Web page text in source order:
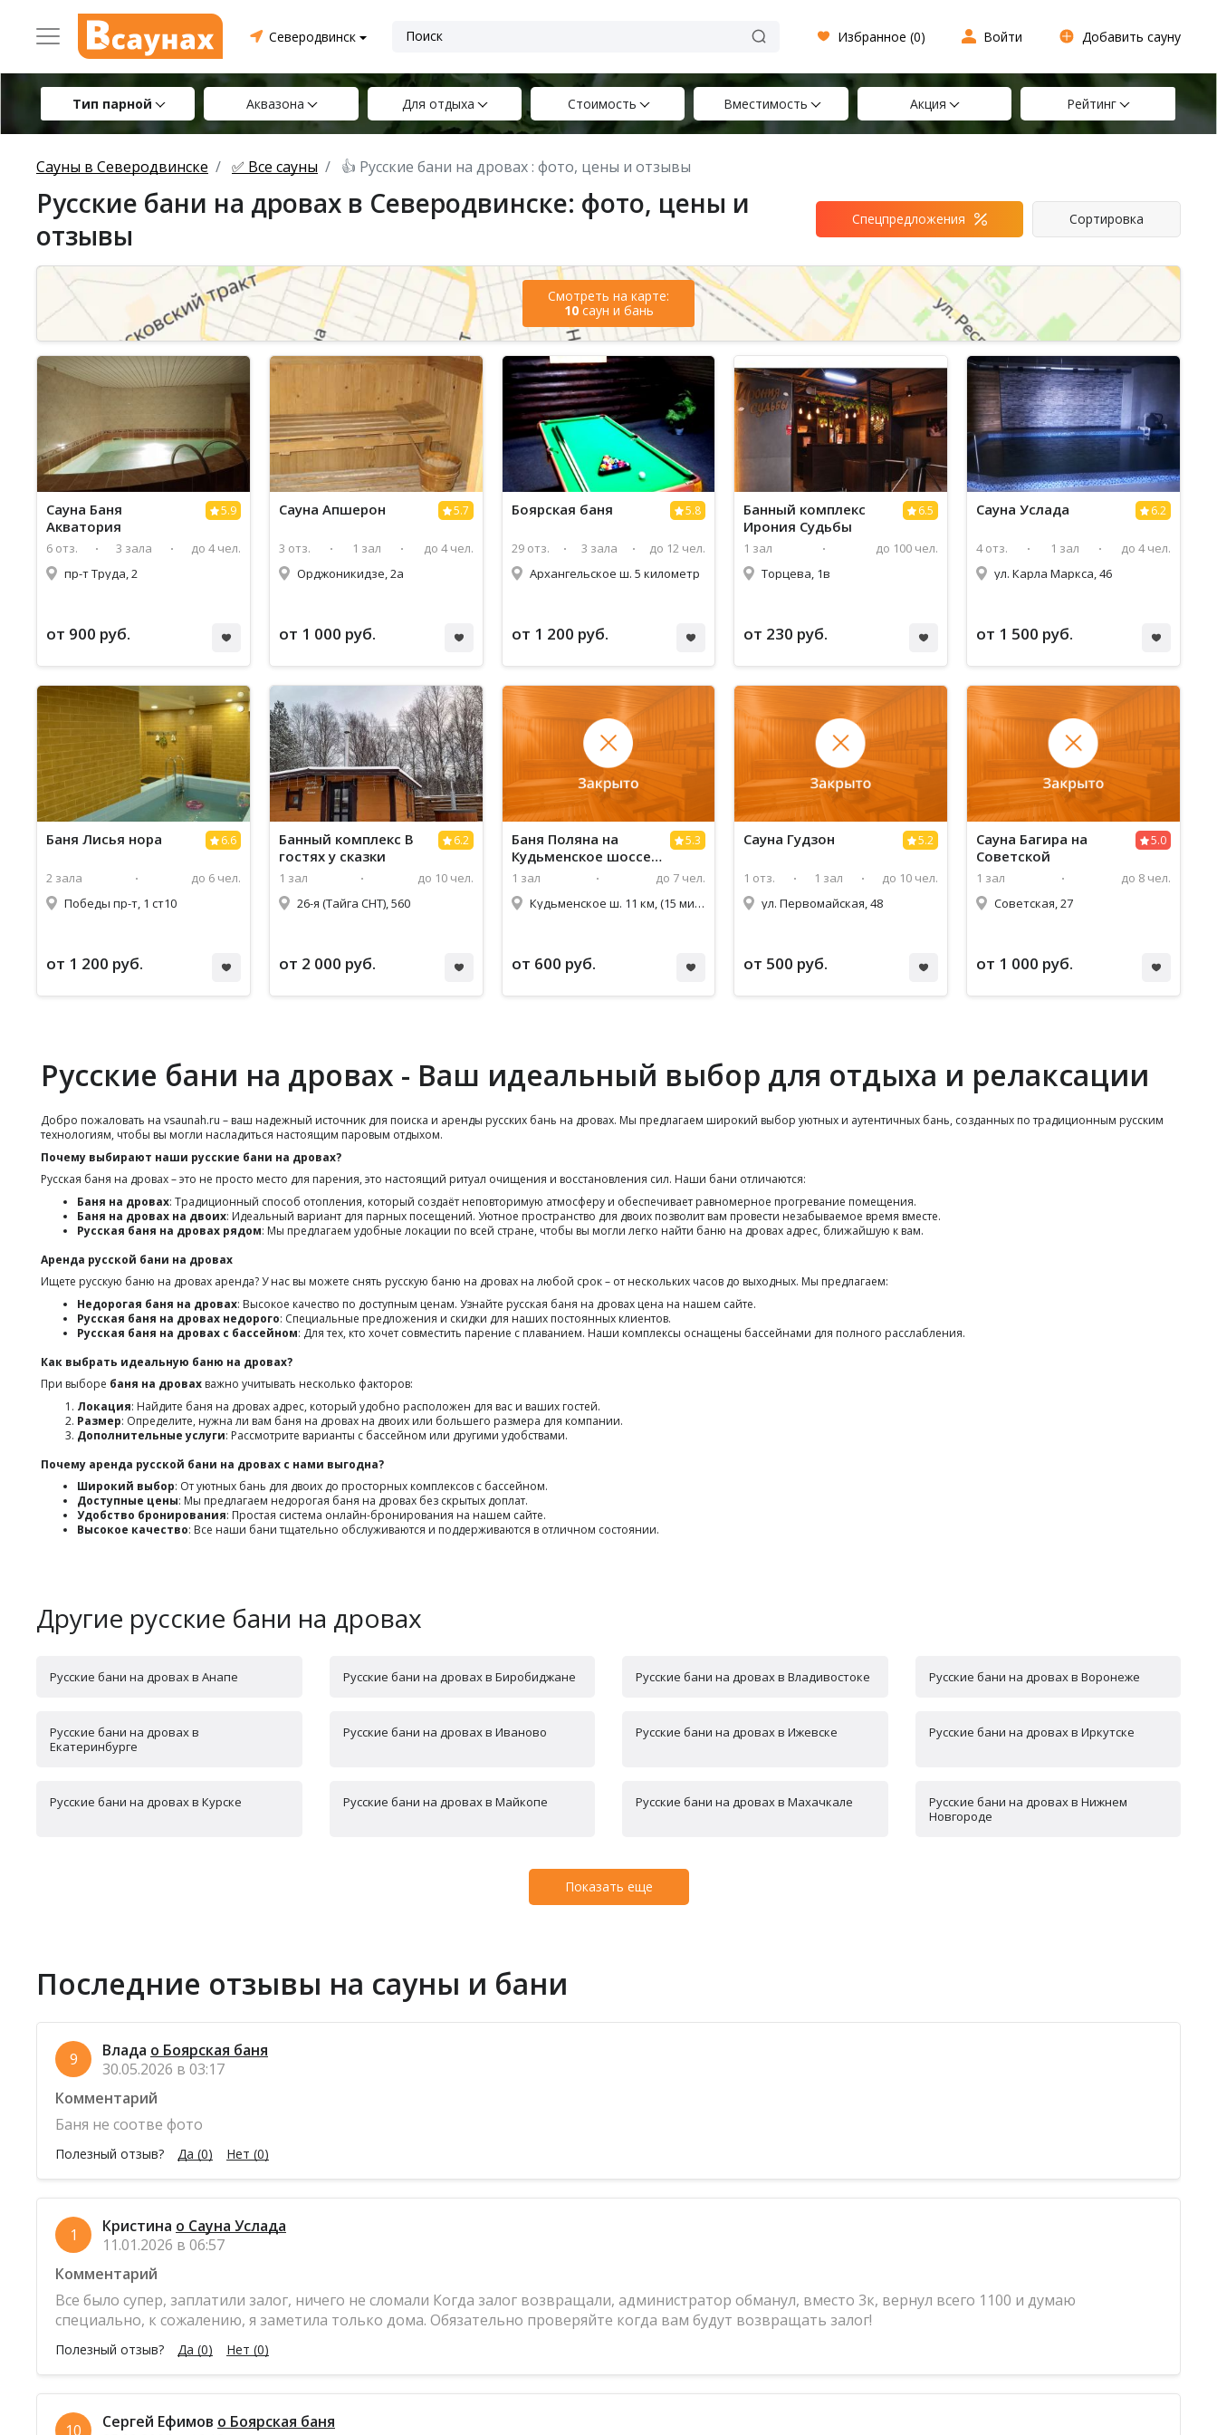
Северодвинск Избранное (0) Войти Добавить сауну
Тип парной Аквазона Для отдыха Стоимость Вместимость Акция Рейтинг
Сауны в Северодвинске ✅ Все сауны 👍 Русские бани на дровах : фото, цены и отзывы
Русские бани на дровах в Северодвинске: фото, цены и
отзывы
Спецпредложения Сортировка
Смотреть на карте:
10саун и бань
5.9
Сауна Баня
Акватория
6 отз. 3 зала
до 4 чел.
пр-т Труда, 2
от 900 руб.
5.7
Сауна Апшерон
3 отз. 1 зал
до 4 чел.
Орджоникидзе, 2а
от 1 000 руб.
5.8
Боярская баня
29 отз. 3 зала
до 12 чел.
Архангельское ш. 5 километр
от 1 200 руб.
6.5
Банный комплекс
Ирония Судьбы
1 зал
до 100 чел.
Торцева, 1в
от 230 руб.
6.2
Сауна Услада
4 отз. 1 зал
до 4 чел.
ул. Карла Маркса, 46
от 1 500 руб.
6.6
Баня Лисья нора
2 зала
до 6 чел.
Победы пр-т, 1 ст10
от 1 200 руб.
6.2
Банный комплекс В
гостях у сказки
1 зал
до 10 чел.
26-я (Тайга СНТ), 560
от 2 000 руб.
5.3
Баня Поляна на
Кудьменское шоссе
11 км
1 зал
до 7 чел.
Кудьменское ш. 11 км, (15 минут от Северодвинска)
от 600 руб.
5.2
Сауна Гудзон
1 отз. 1 зал
до 10 чел.
ул. Первомайская, 48
от 500 руб.
5.0
Сауна Багира на
Советской
1 зал
до 8 чел.
Советская, 27
от 1 000 руб.
Русские бани на дровах - Ваш идеальный выбор для отдыха и релаксации
Добро пожаловать на vsaunah.ru – ваш надежный источник для поиска и аренды русских бань на дровах. Мы предлагаем широкий выбор уютных и аутентичных бань, созданных по традиционным русским
технологиям, чтобы вы могли насладиться настоящим паровым отдыхом.
Почему выбирают наши русские бани на дровах?
Русская баня на дровах – это не просто место для парения, это настоящий ритуал очищения и восстановления сил. Наши бани отличаются:
Баня на дровах: Традиционный способ отопления, который создаёт неповторимую атмосферу и обеспечивает равномерное прогревание помещения.
Баня на дровах на двоих: Идеальный вариант для парных посещений. Уютное пространство для двоих позволит вам провести незабываемое время вместе.
Русская баня на дровах рядом: Мы предлагаем удобные локации по всей стране, чтобы вы могли легко найти баню на дровах адрес, ближайшую к вам.
Аренда русской бани на дровах
Ищете русскую баню на дровах аренда? У нас вы можете снять русскую баню на дровах на любой срок – от нескольких часов до выходных. Мы предлагаем:
Недорогая баня на дровах: Высокое качество по доступным ценам. Узнайте русская баня на дровах цена на нашем сайте.
Русская баня на дровах недорого: Специальные предложения и скидки для наших постоянных клиентов.
Русская баня на дровах с бассейном: Для тех, кто хочет совместить парение с плаванием. Наши комплексы оснащены бассейнами для полного расслабления.
Как выбрать идеальную баню на дровах?
При выборе баня на дровах важно учитывать несколько факторов:
Локация: Найдите баня на дровах адрес, который удобно расположен для вас и ваших гостей.
Размер: Определите, нужна ли вам баня на дровах на двоих или большего размера для компании.
Дополнительные услуги: Рассмотрите варианты с бассейном или другими удобствами.
Почему аренда русской бани на дровах с нами выгодна?
Широкий выбор: От уютных бань для двоих до просторных комплексов с бассейном.
Доступные цены: Мы предлагаем недорогая баня на дровах без скрытых доплат.
Удобство бронирования: Простая система онлайн-бронирования на нашем сайте.
Высокое качество: Все наши бани тщательно обслуживаются и поддерживаются в отличном состоянии.
Другие русские бани на дровах
Русские бани на дровах в Анапе Русские бани на дровах в Биробиджане Русские бани на дровах в Владивостоке Русские бани на дровах в Воронеже
Русские бани на дровах в
Екатеринбурге
Русские бани на дровах в Иваново Русские бани на дровах в Ижевске Русские бани на дровах в Иркутске
Русские бани на дровах в Курске Русские бани на дровах в Майкопе Русские бани на дровах в Махачкале
Русские бани на дровах в Нижнем
Новгороде
Показать еще
Последние отзывы на сауны и бани
9 Влада о Боярская баня
30.05.2026 в 03:17
Комментарий
Баня не соотве фото
Полезный отзыв? Да (0) Нет (0)
1 Кристина о Сауна Услада
11.01.2026 в 06:57
Комментарий
Все было супер, заплатили залог, ничего не сломали Когда залог возвращали, администратор обманул, вместо 3к, вернул всего 1100 и думаю
специально, к сожалению, я заметила только дома. Обязательно проверяйте когда вам будут возвращать залог!
Полезный отзыв? Да (0) Нет (0)
10 Сергей Ефимов о Боярская баня